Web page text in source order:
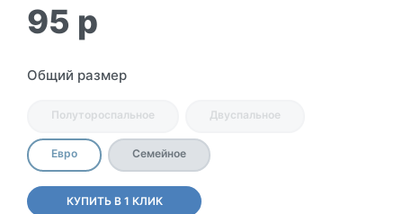
95 p
Общий размер
Полутороспальное Двуспальное
Евро Семейное
КУПИТЬ В 1 КЛИК